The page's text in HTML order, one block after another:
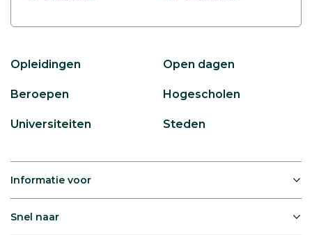
Opleidingen Open dagen
Beroepen Hogescholen
Universiteiten Steden
Informatie voor
Snel naar